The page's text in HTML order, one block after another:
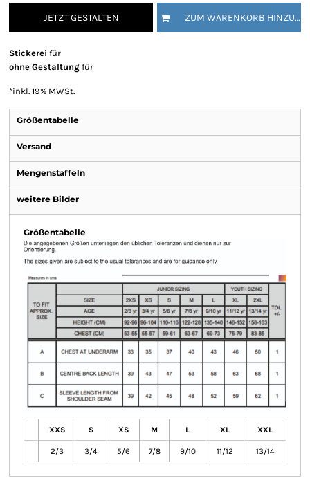
JETZT GESTALTEN ZUM WARENKORB HINZUFÜGEN
Stickerei für
ohne Gestaltung für
*inkl. 19% MWSt.
Größentabelle
Versand
Mengenstaffeln
weitere Bilder
Größentabelle
XXS S XS M L XL XXL
2/3 3/4 5/6 7/8 9/10 11/12 13/14